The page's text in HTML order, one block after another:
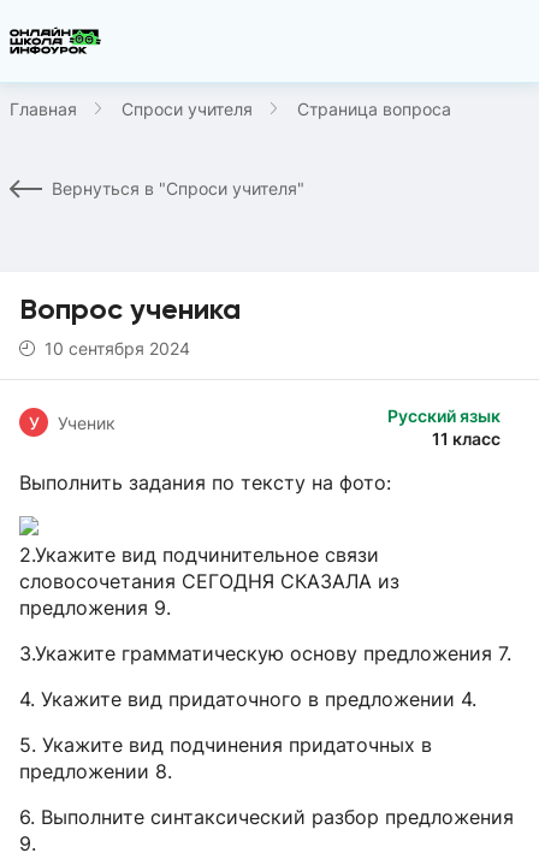
Главная Спроси учителя Страница вопроса
Вернуться в "Спроси учителя"
Вопрос ученика
10 сентября 2024
Русский язык
11 класс
У Ученик
Выполнить задания по тексту на фото:
2.Укажите вид подчинительное связи
словосочетания СЕГОДНЯ СКАЗАЛА из
предложения 9.
3.Укажите грамматическую основу предложения 7.
4. Укажите вид придаточного в предложении 4.
5. Укажите вид подчинения придаточных в
предложении 8.
6. Выполните синтаксический разбор предложения
9.